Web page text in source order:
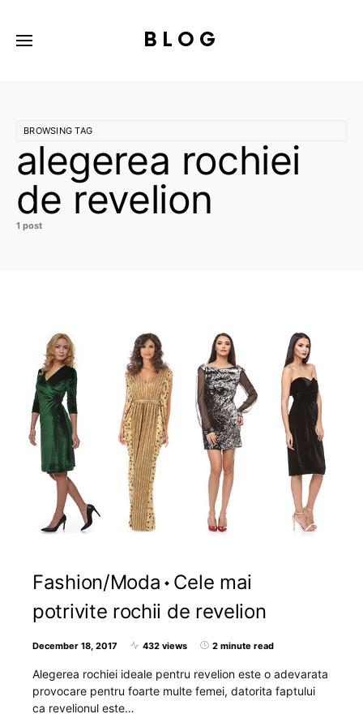
BLOG
BROWSING TAG
alegerea rochiei
de revelion
1 post
Fashion/Moda
Cele mai
potrivite rochii de revelion
December 18, 2017 432 views 2 minute read
Alegerea rochiei ideale pentru revelion este o adevarata
provocare pentru foarte multe femei, datorita faptului
ca revelionul este…